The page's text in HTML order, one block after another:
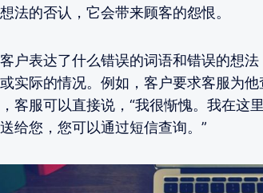
法的否认，它会带来顾客的怨恨。
户表达了什么错误的词语和错误的想
实际的情况。例如，客户要求客服为
客服可以直接说，“我很惭愧。我在这
给您，您可以通过短信查询。”